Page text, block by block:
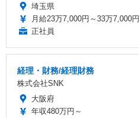
埼玉県
月給23万7,000円～33万7,000円
正社員
経理・財務/経理財務
株式会社SNK
大阪府
年収480万円～